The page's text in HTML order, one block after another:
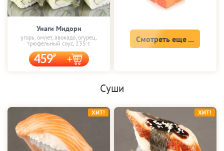
Унаги Мидори
угорь, омлет, авокадо, огурец,
трюфельный соус, 235 г.
459
Смотреть еще ...
Суши
ХИТ! ХИТ!